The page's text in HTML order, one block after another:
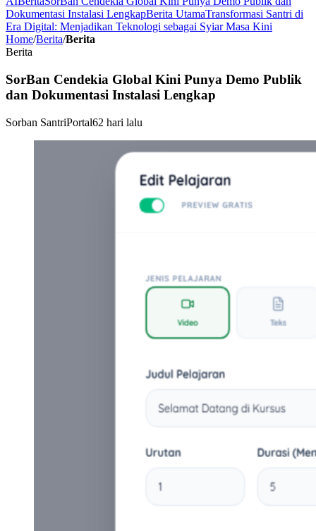
Dokumentasi Instalasi LengkapBerita UtamaTransformasi Santri di
Era Digital: Menjadikan Teknologi sebagai Syiar Masa Kini
Home/Berita/Berita
Berita
SorBan Cendekia Global Kini Punya Demo Publik
dan Dokumentasi Instalasi Lengkap
Sorban SantriPortal62 hari lalu